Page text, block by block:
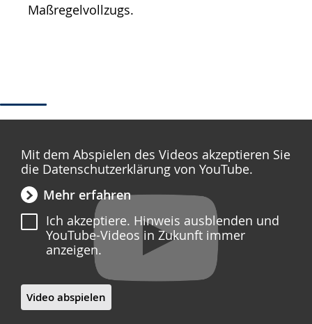
Maßregelvollzugs.
Mit dem Abspielen des Videos akzeptieren Sie
die Datenschutzerklärung von YouTube.
Mehr erfahren
Ich akzeptiere. Hinweis ausblenden und
YouTube-Videos in Zukunft immer
anzeigen.
Video abspielen